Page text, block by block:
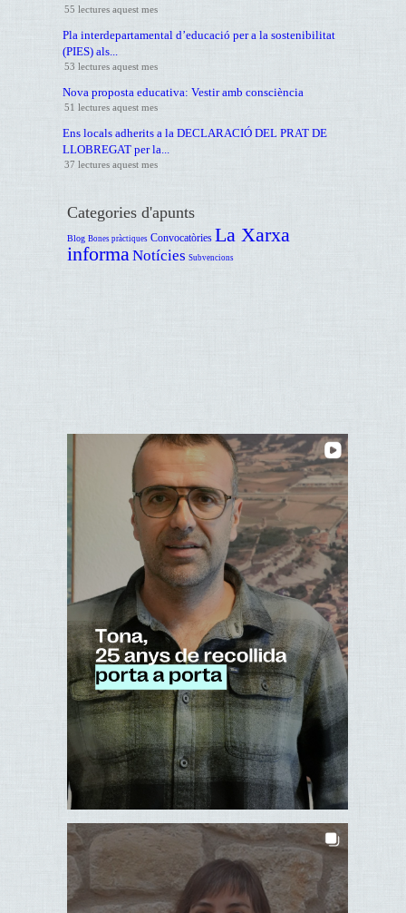
55 lectures aquest mes
Pla interdepartamental d’educació per a la sostenibilitat
(PIES) als...
53 lectures aquest mes
Nova proposta educativa: Vestir amb consciència
51 lectures aquest mes
Ens locals adherits a la DECLARACIÓ DEL PRAT DE
LLOBREGAT per la...
37 lectures aquest mes
Categories d'apunts
Blog Bones pràctiques Convocatòries La Xarxa
informaNotícies Subvencions